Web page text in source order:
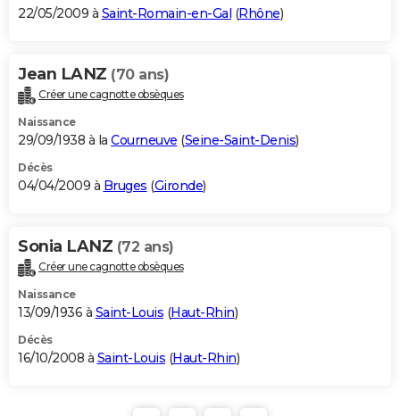
22/05/2009 à Saint-Romain-en-Gal (Rhône)
Jean LANZ (70 ans)
Créer une cagnotte obsèques
Naissance
29/09/1938 à la Courneuve (Seine-Saint-Denis)
Décès
04/04/2009 à Bruges (Gironde)
Sonia LANZ (72 ans)
Créer une cagnotte obsèques
Naissance
13/09/1936 à Saint-Louis (Haut-Rhin)
Décès
16/10/2008 à Saint-Louis (Haut-Rhin)